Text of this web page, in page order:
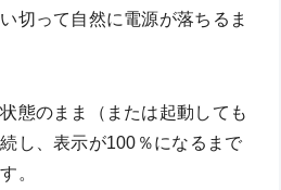
切って自然に電源が落ちるま
態のまま（または起動しても
し、表示が100％になるまで
。